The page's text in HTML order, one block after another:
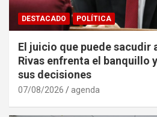
DESTACADO POLÍTICA
El juicio que puede sacudir
Rivas enfrenta el banquillo
sus decisiones
07/08/2026 agenda